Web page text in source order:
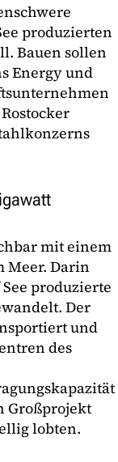
produzierten
Bauen sollen
Energy und
mit einem
Meer. Darin
produzierte
Der
und
des
Großprojekt
lobten.